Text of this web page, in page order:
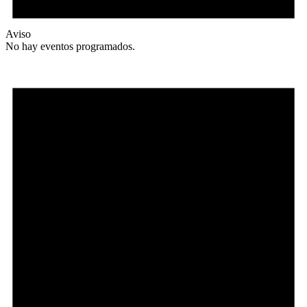
Aviso
No hay eventos programados.